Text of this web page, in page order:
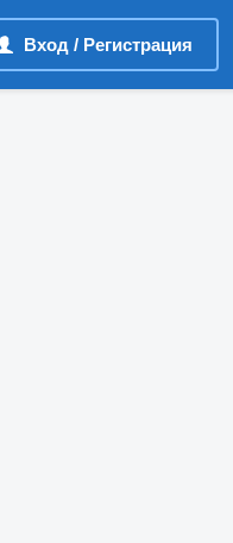
Вход / Регистрация